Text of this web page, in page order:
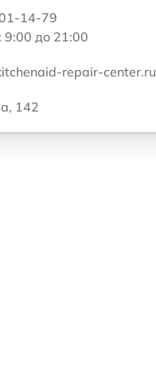
14-79
9:00 до 21:00
repair-center.ru
142